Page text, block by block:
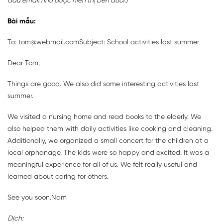
Bài mẫu:
To: tom@webmail.comSubject: School activities last summer
Dear Tom,
Things are good. We also did some interesting activities last
summer.
We visited a nursing home and read books to the elderly. We
also helped them with daily activities like cooking and cleaning.
Additionally, we organized a small concert for the children at a
local orphanage. The kids were so happy and excited. It was a
meaningful experience for all of us. We felt really useful and
learned about caring for others.
See you soon.Nam
Dịch: